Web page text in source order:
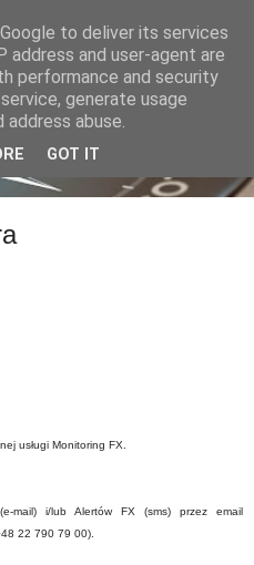
usługi Monitoring FX.
mail) i/lub Alertów FX (sms) przez email
22 790 79 00).
to deliver its services
address and user-agent are
performance and security
generate usage
abuse.
GOT IT